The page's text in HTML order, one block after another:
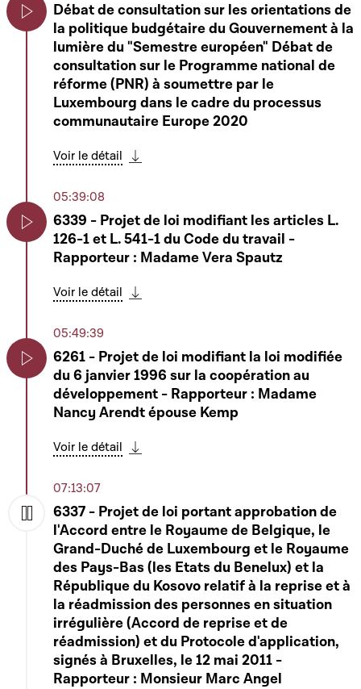
Débat de consultation sur les orientations de
la politique budgétaire du Gouvernement à la
lumière du "Semestre européen" Débat de
consultation sur le Programme national de
réforme (PNR) à soumettre par le
Luxembourg dans le cadre du processus
communautaire Europe 2020
Voir le détail
05:39:08
6339 - Projet de loi modifiant les articles L.
126-1 et L. 541-1 du Code du travail -
Rapporteur : Madame Vera Spautz
Voir le détail
05:49:39
6261 - Projet de loi modifiant la loi modifiée
du 6 janvier 1996 sur la coopération au
développement - Rapporteur : Madame
Nancy Arendt épouse Kemp
Voir le détail
07:13:07
6337 - Projet de loi portant approbation de
l'Accord entre le Royaume de Belgique, le
Grand-Duché de Luxembourg et le Royaume
des Pays-Bas (les Etats du Benelux) et la
République du Kosovo relatif à la reprise et à
la réadmission des personnes en situation
irrégulière (Accord de reprise et de
réadmission) et du Protocole d'application,
signés à Bruxelles, le 12 mai 2011 -
Rapporteur : Monsieur Marc Angel